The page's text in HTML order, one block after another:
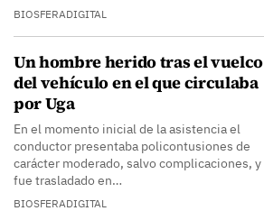
BIOSFERADIGITAL
Un hombre herido tras el vuelco
del vehículo en el que circulaba
por Uga
En el momento inicial de la asistencia el
conductor presentaba policontusiones de
carácter moderado, salvo complicaciones, y
fue trasladado en…
BIOSFERADIGITAL